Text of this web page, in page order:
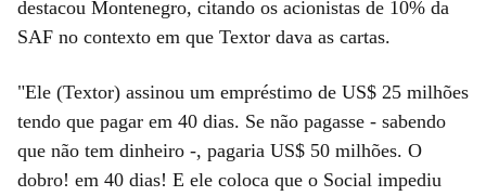
destacou Montenegro, citando os acionistas de 10% da
SAF no contexto em que Textor dava as cartas.
"Ele (Textor) assinou um empréstimo de US$ 25 milhões
tendo que pagar em 40 dias. Se não pagasse - sabendo
que não tem dinheiro -, pagaria US$ 50 milhões. O
dobro! em 40 dias! E ele coloca que o Social impediu